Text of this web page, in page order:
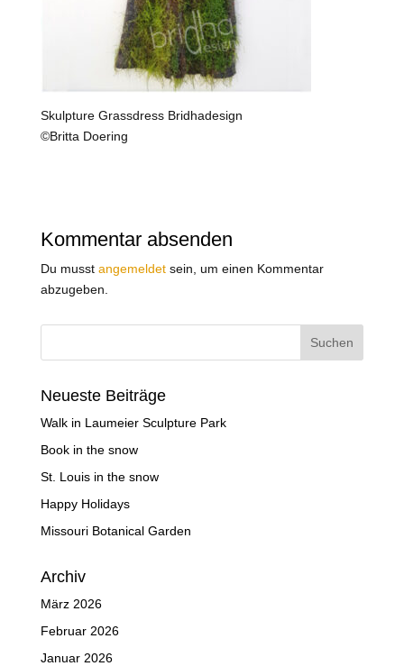
Skulpture Grassdress Bridhadesign
©Britta Doering
Kommentar absenden
Du musst angemeldetsein, um einen Kommentar
abzugeben.
Neueste Beiträge
Walk in Laumeier Sculpture Park
Book in the snow
St. Louis in the snow
Happy Holidays
Missouri Botanical Garden
Archiv
März 2026
Februar 2026
Januar 2026